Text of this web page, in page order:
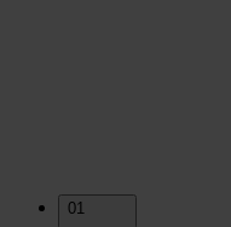
01